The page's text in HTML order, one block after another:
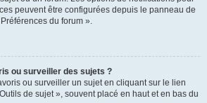
peuvent être configurées depuis le panneau de
du forum ».
ou surveiller des sujets ?
ou surveiller un sujet en cliquant sur le lien
de sujet », souvent placé en haut et en bas du